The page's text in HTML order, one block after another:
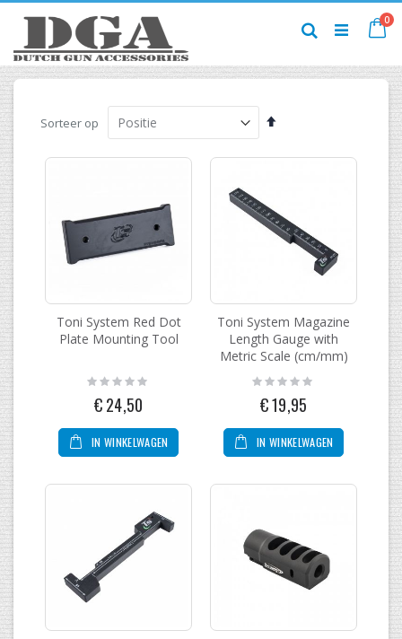
naar
de
inhoud
0
Zoek
Sorteer op
Van
Toni System Red Dot
Plate Mounting Tool
Rating:
0%
€ 24,50
IN WINKELWAGEN
Toni System Magazine
Length Gauge with
Metric Scale (cm/mm)
Rating:
0%
€ 19,95
IN WINKELWAGEN